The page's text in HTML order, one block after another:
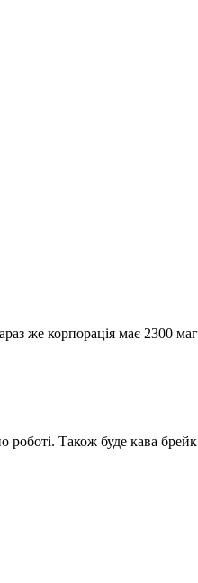
же корпорація має 2300
про корпорацію й у кінці дадуть завдання по роботі. Також буде кава